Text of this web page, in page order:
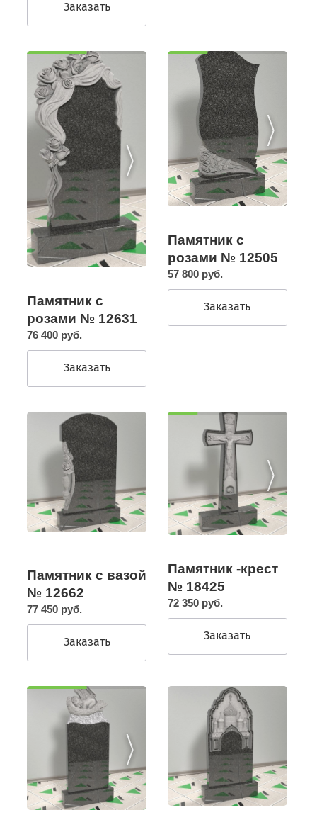
Заказать
Памятник с
розами № 12631
76 400 руб.
Заказать
Памятник с
розами № 12505
57 800 руб.
Заказать
Памятник с вазой
№ 12662
77 450 руб.
Заказать
Памятник -крест
№ 18425
72 350 руб.
Заказать